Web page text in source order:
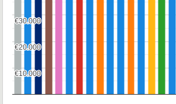
€10.000
€10.000
€20.000
€20.000
€30.000
€30.000